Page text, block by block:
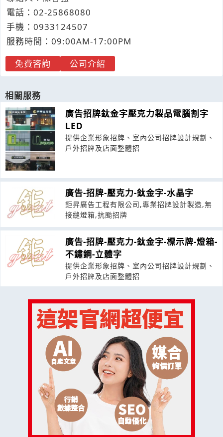
電話： 02-25868080
手機： 09331 24507
服務時間：09:00AM-17:00PM
免費咨詢
公司介紹
相關服務
廣告招牌鈦金字壓克力製品電腦割字
LED
提供企業形象招牌、室內公司招牌設計規劃、
戶外招牌及店面整體招
廣告-招牌-壓克力-鈦金字-水晶字
鉅昇廣告工程有限公司,專業招牌設計製造,無
接縫燈箱,抗颱招牌
廣告-招牌-壓克力-鈦金字-標示牌-燈箱-
不鏽鋼-立體字
提供企業形象招牌、室內公司招牌設計規劃、
戶外招牌及店面整體招